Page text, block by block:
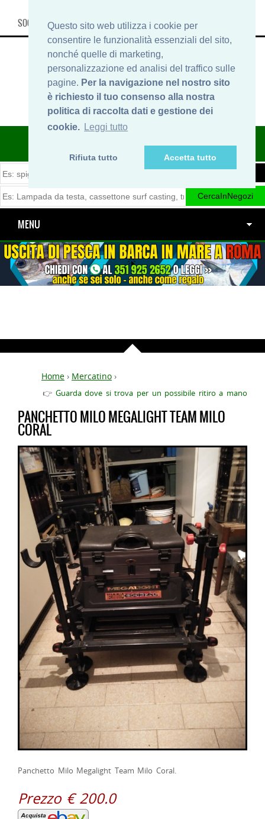
Questo sito web utilizza i cookie per
consentire le funzionalità essenziali del sito,
nonché quelle di marketing,
personalizzazione ed analisi del traffico sulle
pagine. Per la navigazione nel nostro sito
è richiesto il tuo consenso alla nostra
politica di raccolta dati e gestione dei
cookie. Leggi tutto
Rifiuta tutto Accetta tutto
SOCIAL, INFO & SHOP
ITINERARIDIPESCA.IT
MENU
Home › Mercatino ›
👉 Guarda dove si trova per un possibile ritiro a mano
PANCHETTO MILO MEGALIGHT TEAM MILO
CORAL
Panchetto Milo Megalight Team Milo Coral.
Prezzo € 200.0